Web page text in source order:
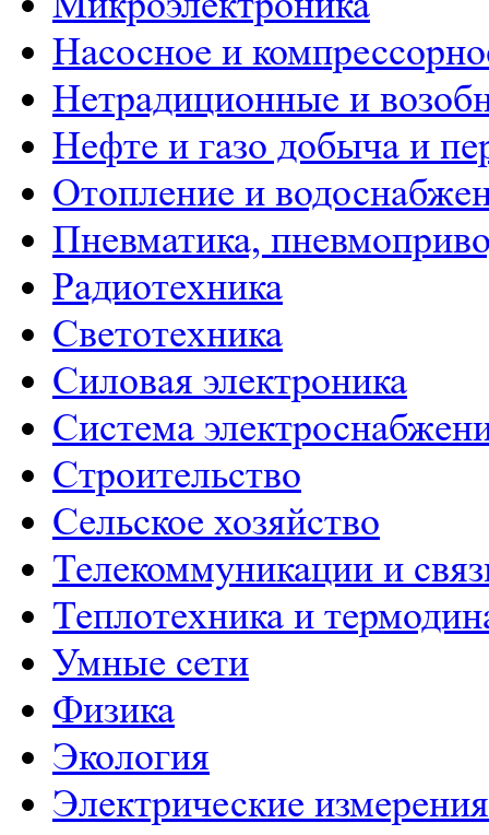
Насосное и
Нетрадиционные и
Нефте и газо добыча и
Отопление и
Пневматика,
Радиотехника
Светотехника
Силовая электроника
Система
Строительство
Сельское хозяйство
Телекоммуникации и
Теплотехника и
Умные сети
Физика
Экология
Электрические измерения